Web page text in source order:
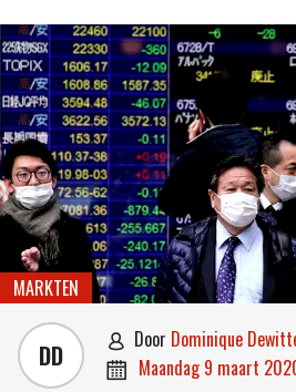
MARKTEN
DD  door Dominique
 maandag 9 maart